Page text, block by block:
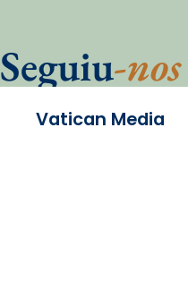
Seguiu-nos
Vatican Media